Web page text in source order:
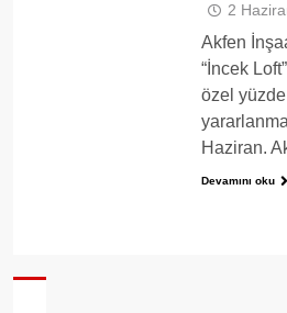
2
Akfen
“İncek
özel yüzde
Haziran.
Devamını oku